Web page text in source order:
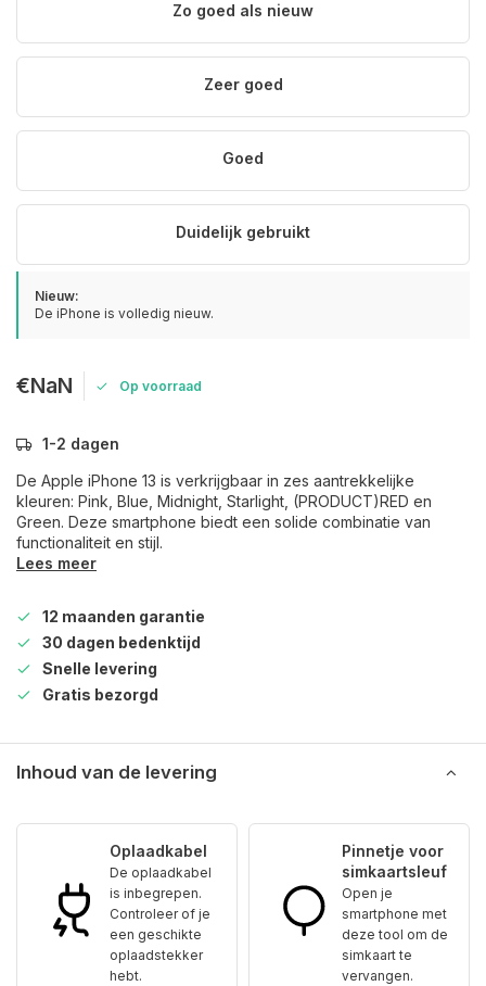
Zo goed als nieuw
Zeer goed
Goed
Duidelijk gebruikt
Nieuw:
De iPhone is volledig nieuw.
€NaN Op voorraad
1-2 dagen
De Apple iPhone 13 is verkrijgbaar in zes aantrekkelijke
kleuren: Pink, Blue, Midnight, Starlight, (PRODUCT)RED en
Green. Deze smartphone biedt een solide combinatie van
functionaliteit en stijl.
Lees meer
12 maanden garantie
30 dagen bedenktijd
Snelle levering
Gratis bezorgd
Inhoud van de levering
Oplaadkabel
De oplaadkabel
is inbegrepen.
Controleer of je
een geschikte
oplaadstekker
hebt.
Pinnetje voor
simkaartsleuf
Open je
smartphone met
deze tool om de
simkaart te
vervangen.